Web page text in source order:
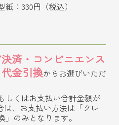
：330円（税込）
済・コンビニエンス
金引換からお選びいただ
しくはお支払い合計金額が
は、お支払い方法は「クレ
のみとなります。